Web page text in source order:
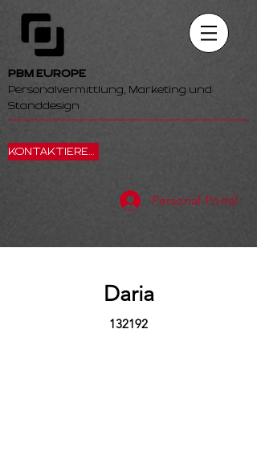
PBM EUROPE
Personalvermittlung, Marketing und
Standdesign
KONTAKTIEREN SIE UNS
Personal-Portal
Daria
132192